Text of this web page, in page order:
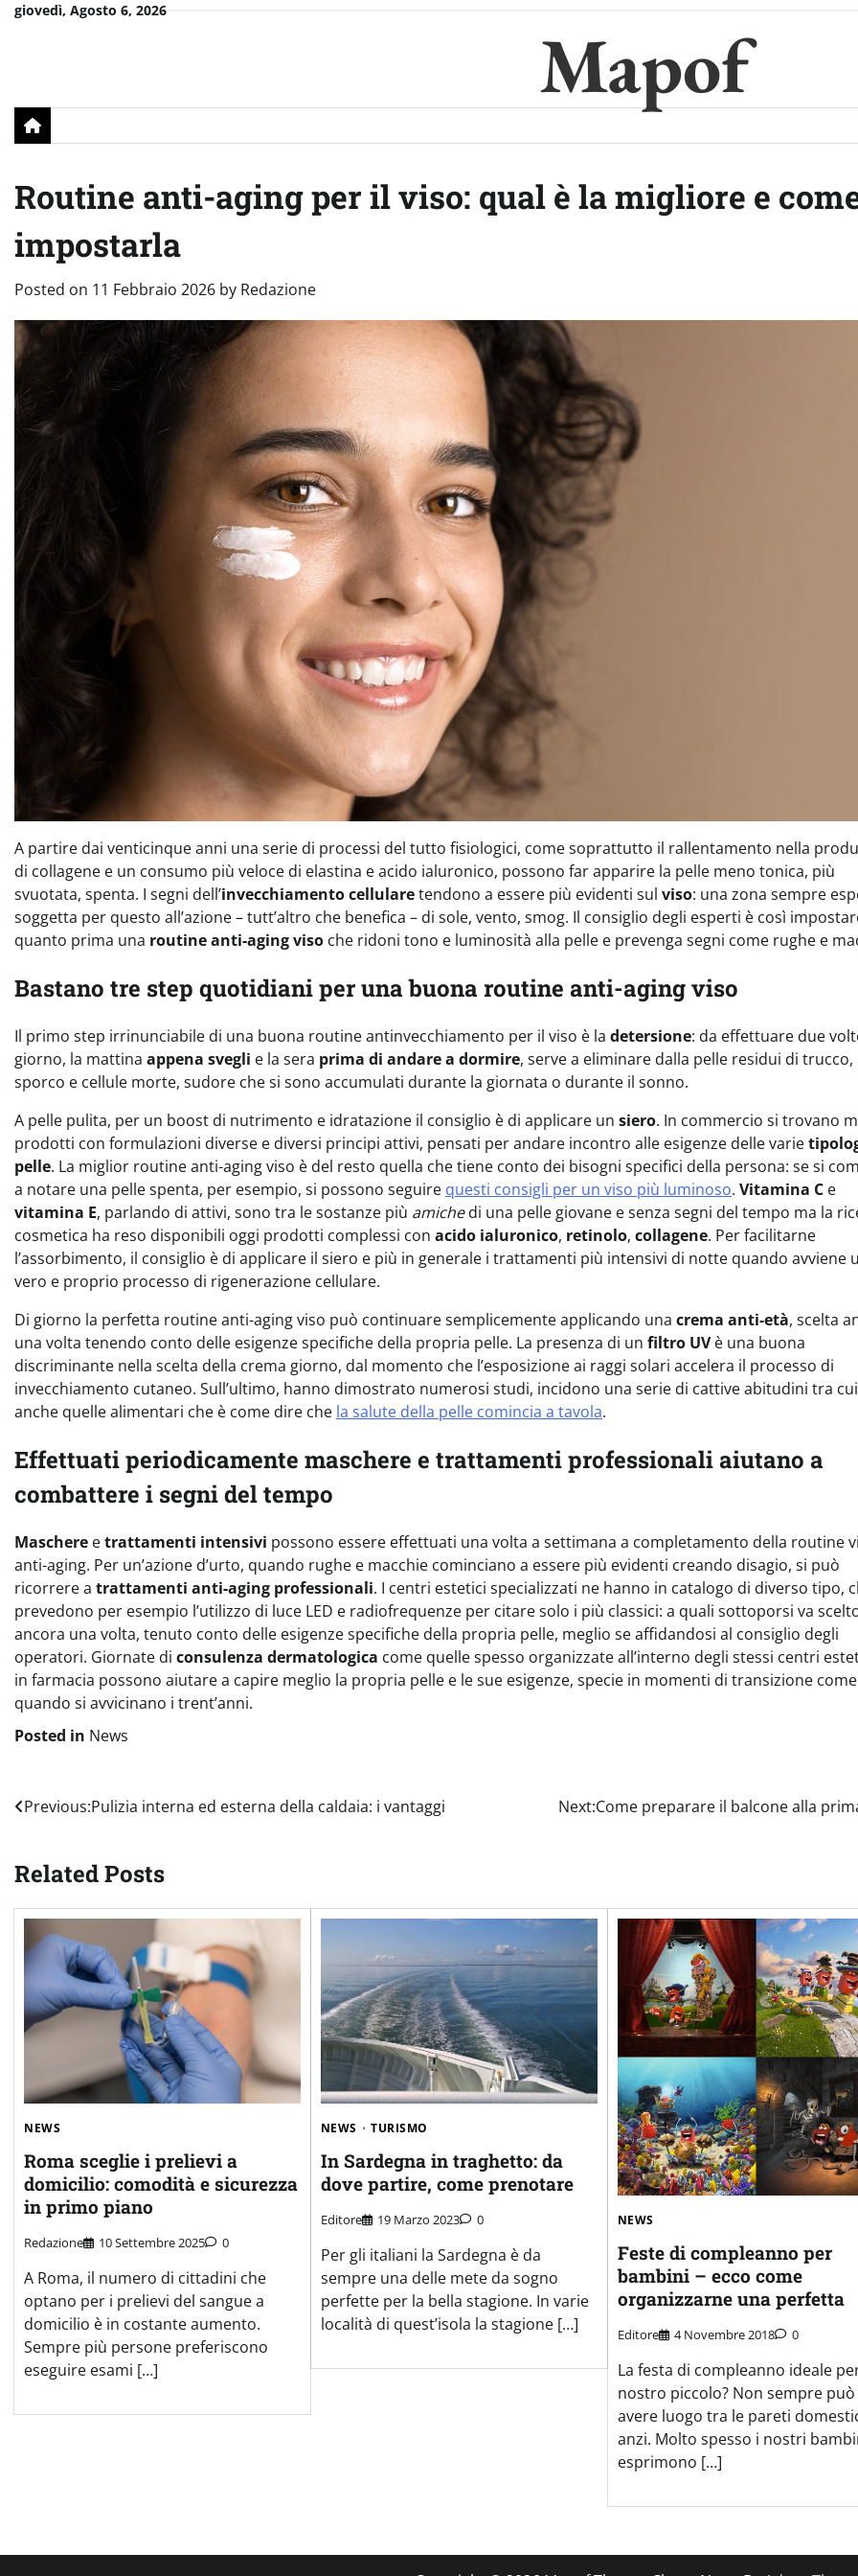
Skipgiovedì, Agosto 6, 2026
Mapof
Routine anti-aging per il viso: qual è la migliore e
impostarla
Posted on 11 Febbraio 2026 by Redazione
A partire dai venticinque anni una serie di processi del tutto fisiologici, come soprattutto il rallentamento nella
di collagene e un consumo più veloce di elastina e acido ialuronico, possono far apparire la pelle meno tonica, più
svuotata, spenta. I segni dell’invecchiamento cellularetendono a essere più evidenti sul viso: una zona sempre
soggetta per questo all’azione – tutt’altro che benefica – di sole, vento, smog. Il consiglio degli esperti è così
quanto prima una routine anti-aging viso che ridoni tono e luminosità alla pelle e prevenga segni come rughe e
Bastano tre step quotidiani per una buona routine anti-aging viso
Il primo step irrinunciabile di una buona routine antinvecchiamento per il viso è la detersione: da effettuare due
giorno, la mattina appena svegli e la sera prima di andare a dormire, serve a eliminare dalla pelle residui di trucco,
sporco e cellule morte, sudore che si sono accumulati durante la giornata o durante il sonno.
A pelle pulita, per un boost di nutrimento e idratazione il consiglio è di applicare un siero. In commercio si trovano
prodotti con formulazioni diverse e diversi principi attivi, pensati per andare incontro alle esigenze delle varie
pelle. La miglior routine anti-aging viso è del resto quella che tiene conto dei bisogni specifici della persona: se si
a notare una pelle spenta, per esempio, si possono seguire questi consigli per un viso più luminoso. Vitamina C e
vitamina E, parlando di attivi, sono tra le sostanze più amichedi una pelle giovane e senza segni del tempo ma la
cosmetica ha reso disponibili oggi prodotti complessi con acido ialuronico, retinolo, collagene. Per facilitarne
l’assorbimento, il consiglio è di applicare il siero e più in generale i trattamenti più intensivi di notte quando avviene
vero e proprio processo di rigenerazione cellulare.
Di giorno la perfetta routine anti-aging viso può continuare semplicemente applicando una crema anti-età, scelta
una volta tenendo conto delle esigenze specifiche della propria pelle. La presenza di un filtro UVè una buona
discriminante nella scelta della crema giorno, dal momento che l’esposizione ai raggi solari accelera il processo di
invecchiamento cutaneo. Sull’ultimo, hanno dimostrato numerosi studi, incidono una serie di cattive abitudini tra cui
anche quelle alimentari che è come dire che la salute della pelle comincia a tavola.
Effettuati periodicamente maschere e trattamenti professionali aiutano a
combattere i segni del tempo
Maschere etrattamenti intensivi possono essere effettuati una volta a settimana a completamento della routine
anti-aging. Per un’azione d’urto, quando rughe e macchie cominciano a essere più evidenti creando disagio, si può
ricorrere a trattamenti anti-aging professionali. I centri estetici specializzati ne hanno in catalogo di diverso tipo,
prevedono per esempio l’utilizzo di luce LED e radiofrequenze per citare solo i più classici: a quali sottoporsi va
ancora una volta, tenuto conto delle esigenze specifiche della propria pelle, meglio se affidandosi al consiglio degli
operatori. Giornate di consulenza dermatologica come quelle spesso organizzate all’interno degli stessi centri
in farmacia possono aiutare a capire meglio la propria pelle e le sue esigenze, specie in momenti di transizione come
quando si avvicinano i trent’anni.
Posted in News
Navigazione
Previous:Pulizia interna ed esterna della caldaia: i vantaggi Next:Come preparare il balcone alla
Related Posts
NEWS
Roma sceglie i prelievi a
domicilio: comodità e sicurezza
in primo piano
Redazione 10 Settembre 2025 0
A Roma, il numero di cittadini che
optano per i prelievi del sangue a
domicilio è in costante aumento.
Sempre più persone preferiscono
eseguire esami […]
NEWS TURISMO
In Sardegna in traghetto: da
dove partire, come prenotare
Editore 19 Marzo 2023 0
Per gli italiani la Sardegna è da
sempre una delle mete da sogno
perfette per la bella stagione. In varie
località di quest’isola la stagione […]
NEWS
Feste di compleanno per
bambini – ecco come
organizzarne una perfetta
Editore 4 Novembre 2018 0
La festa di compleanno ideale
nostro piccolo? Non sempre può
avere luogo tra le pareti
anzi. Molto spesso i nostri
esprimono […]